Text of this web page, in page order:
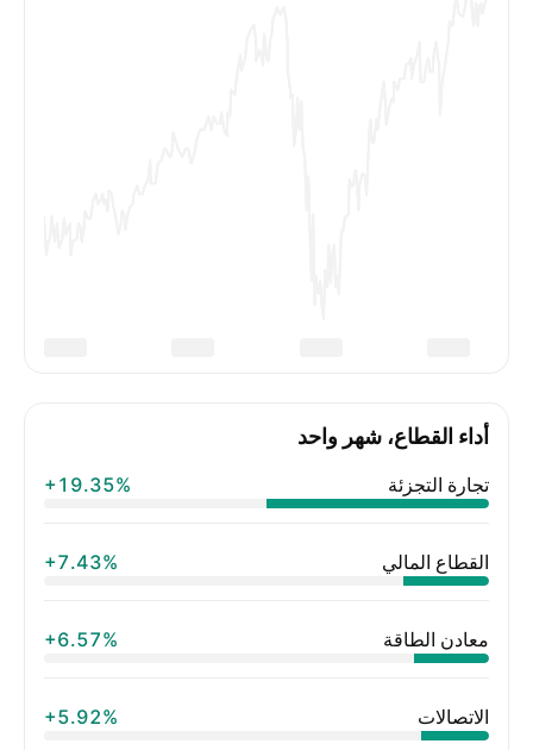
أداء القطاع، شهر واحد
تجارة التجزئة ‪+19.35%‬
القطاع المالي ‪+7.43%‬
معادن الطاقة ‪+6.57%‬
الاتصالات ‪+5.92%‬